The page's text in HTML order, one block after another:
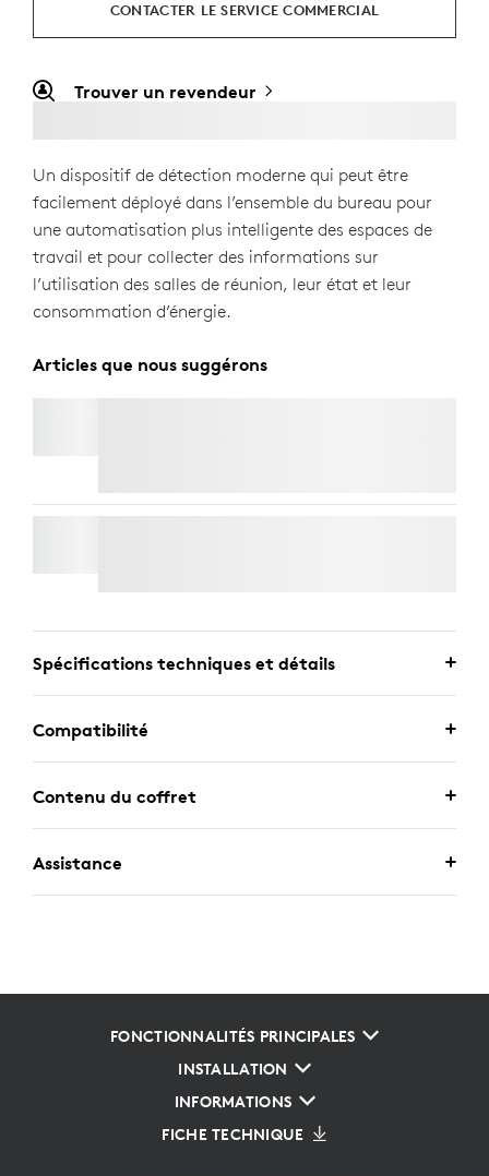
CONTACTER LE SERVICE COMMERCIAL
Trouver un revendeur
Un dispositif de détection moderne qui peut être
facilement déployé dans l’ensemble du bureau pour
une automatisation plus intelligente des espaces de
travail et pour collecter des informations sur
l’utilisation des salles de réunion, leur état et leur
consommation d’énergie.
Articles que nous suggérons
Spécifications techniques et détails
Compatibilité
Contenu du coffret
Assistance
FONCTIONNALITÉS PRINCIPALES
INSTALLATION
INFORMATIONS
FICHE TECHNIQUE